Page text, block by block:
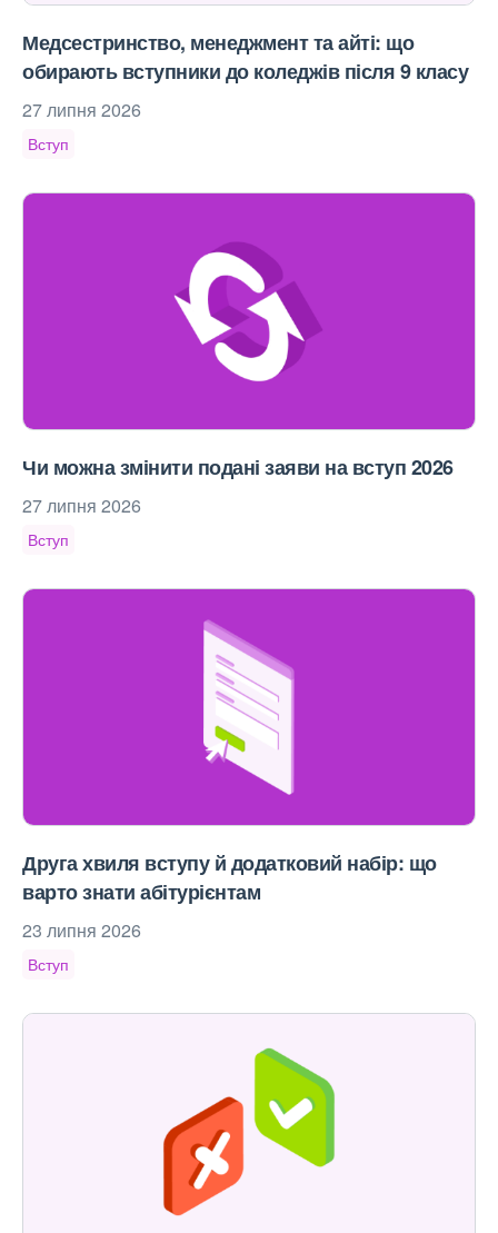
Медсестринство, менеджмент та айті: що
обирають вступники до коледжів після 9 класу
27 липня 2026
Вступ
Чи можна змінити подані заяви на вступ 2026
27 липня 2026
Вступ
Друга хвиля вступу й додатковий набір: що
варто знати абітурієнтам
23 липня 2026
Вступ